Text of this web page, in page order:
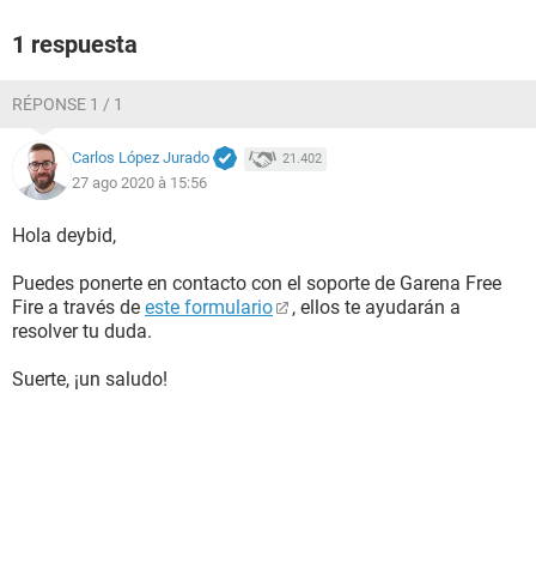
1 respuesta
RÉPONSE 1 / 1
Carlos López Jurado 21.402
27 ago 2020 à 15:56
Hola deybid,
Puedes ponerte en contacto con el soporte de Garena Free
Fire a través de este formulario
, ellos te ayudarán a
resolver tu duda.
Suerte, ¡un saludo!